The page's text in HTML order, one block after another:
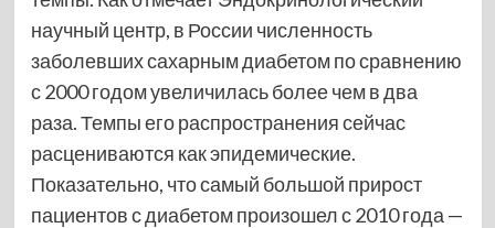
научный центр, в России численность
заболевших сахарным диабетом по сравнению
с 2000 годом увеличилась более чем в два
раза. Темпы его распространения сейчас
расцениваются как эпидемические.
Показательно, что самый большой прирост
пациентов с диабетом произошел с 2010 года —